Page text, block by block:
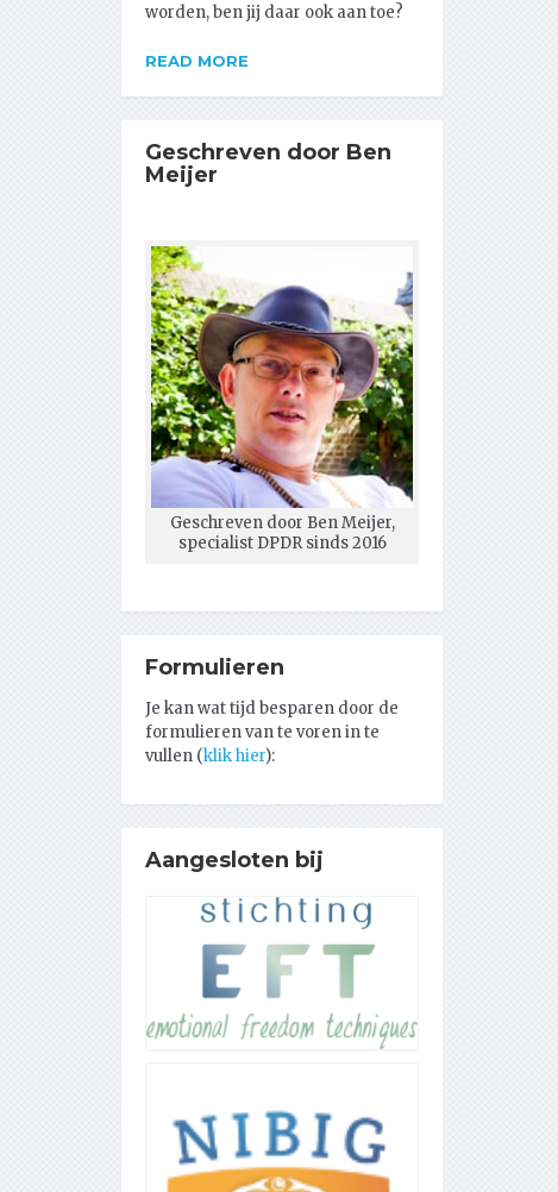
worden, ben jij daar ook aan toe?
READ MORE
Geschreven door Ben
Meijer
Geschreven door Ben Meijer,
specialist DPDR sinds 2016
Formulieren
Je kan wat tijd besparen door de
formulieren van te voren in te
vullen (klik hier):
Aangesloten bij